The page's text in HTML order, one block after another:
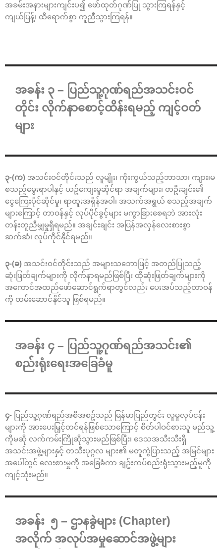
အခမ်းအနားများကျင်းပ၍ ဖော်ထုတ်ဂုဏ်ပြု သွားကြရန်နှင့်
ကျယ်ပြန့်၊ ထိရောက်စွာ ကူညီသွားကြရန်။
အခန်း ၃ – ပြည်သူ့ဂုဏ်ရည်အသင်းဝင်
တိုင်း လိုက်နာစောင့်ထိန်းရမည့် ကျင့်ဝတ်
များ
၃-(က) အသင်းဝင်တိုင်းသည် လူမျိုး၊ ကိုးကွယ်သည့်ဘာသာ၊ ကျား၊မ
စသည့်မွေးရာပါနှင့် ယဥ်ကျေးမှုဆိုင်ရာ အချက်များ၊ တဦးချင်း၏
ငွေကြေးပိုင်ဆိုင်မှု၊ ရာထူးအရှိန်အဝါ၊ အသက်အရွယ် စသည့်အချက်
များကြောင့် တာဝန်နှင့် လုပ်ပိုင်ခွင့်များ မကွာခြားစေရဘဲ အားလုံး
တန်းတူညီမျှမှုရှိရမည်။ အချင်းချင်း အပြန်အလှန်လေးစားစွာ
ဆက်ဆံ၊ လုပ်ကိုင်နိုင်ရမည်။
၃-(ခ) အသင်းဝင်တိုင်းသည် အများသဘောဖြင့် အတည်ပြုသည့်
ဆုံးဖြတ်ချက်များကို လိုက်နာရမည်ဖြစ်ပြီး ထိုဆုံးဖြတ်ချက်များကို
အကောင်အထည်ဖော်ဆောင်ရွက်ရာတွင်လည်း ပေးအပ်သည့်တာဝန်
ကို ထမ်းဆောင်နိုင်သူ ဖြစ်ရမည်။
အခန်း ၄ – ပြည်သူ့ဂုဏ်ရည်အသင်း၏
စည်းရုံးရေးအခြေခံမူ
၄- ပြည်သူ့ဂုဏ်ရည်အစီအစဥ်သည် မြန်မာပြည်တွင်း လူမှုလုပ်ငန်း
များကို အားပေးမြှင့်တင်ရန်ဖြစ်သောကြောင့် စိတ်ပါဝင်စားသူ မည်သူ့
ကိုမဆို လက်ကမ်းကြိုဆိုသွားမည်ဖြစ်ပြီး၊ ဒေသအသီးသီးရှိ
အသင်းအဖွဲ့များနှင့် တသီးပုဂ္ဂလ များ၏ မတူကွဲပြားသည့် အမြင်များ
အပေါ်တွင် လေးစားမှုကို အခြေခံကာ ချဥ်းကပ်စည်းရုံးသွားမည့်မူကို
ကျင့်သုံးမည်။
အခန်း ၅ – ဌာနခွဲများ (Chapter)
အလိုက် အလုပ်အမှုဆောင်အဖွဲ့များ